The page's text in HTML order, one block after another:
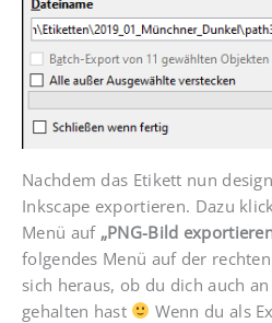
Nachdem das Etikett nun
Inkscape exportieren. Dazu
Menü auf „PNG-Bild
folgendes Menü auf der
sich heraus, ob du dich auch
gehalten hast
Wenn du als